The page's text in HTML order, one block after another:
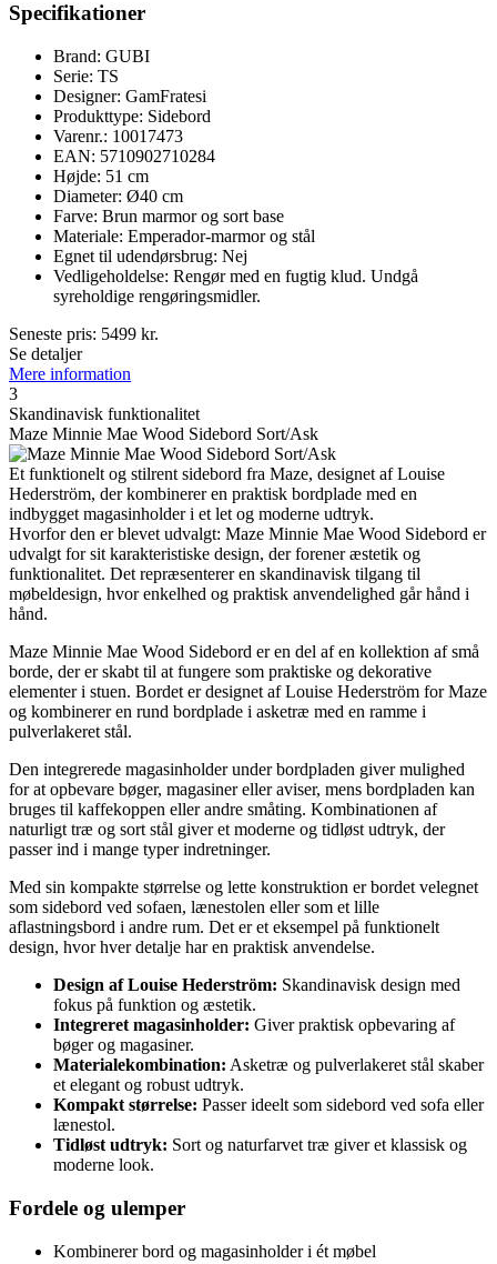
Specifikationer
Brand: GUBI
Serie: TS
Designer: GamFratesi
Produkttype: Sidebord
Varenr.: 10017473
EAN: 5710902710284
Højde: 51 cm
Diameter: Ø40 cm
Farve: Brun marmor og sort base
Materiale: Emperador-marmor og stål
Egnet til udendørsbrug: Nej
Vedligeholdelse: Rengør med en fugtig klud. Undgå
syreholdige rengøringsmidler.
Seneste pris: 5499 kr.
Se detaljer
Mere information
3
Skandinavisk funktionalitet
Maze Minnie Mae Wood Sidebord Sort/Ask
Et funktionelt og stilrent sidebord fra Maze, designet af Louise
Hederström, der kombinerer en praktisk bordplade med en
indbygget magasinholder i et let og moderne udtryk.
Hvorfor den er blevet udvalgt: Maze Minnie Mae Wood Sidebord er
udvalgt for sit karakteristiske design, der forener æstetik og
funktionalitet. Det repræsenterer en skandinavisk tilgang til
møbeldesign, hvor enkelhed og praktisk anvendelighed går hånd i
hånd.
Maze Minnie Mae Wood Sidebord er en del af en kollektion af små
borde, der er skabt til at fungere som praktiske og dekorative
elementer i stuen. Bordet er designet af Louise Hederström for Maze
og kombinerer en rund bordplade i asketræ med en ramme i
pulverlakeret stål.
Den integrerede magasinholder under bordpladen giver mulighed
for at opbevare bøger, magasiner eller aviser, mens bordpladen kan
bruges til kaffekoppen eller andre småting. Kombinationen af
naturligt træ og sort stål giver et moderne og tidløst udtryk, der
passer ind i mange typer indretninger.
Med sin kompakte størrelse og lette konstruktion er bordet velegnet
som sidebord ved sofaen, lænestolen eller som et lille
aflastningsbord i andre rum. Det er et eksempel på funktionelt
design, hvor hver detalje har en praktisk anvendelse.
Design af Louise Hederström: Skandinavisk design med
fokus på funktion og æstetik.
Integreret magasinholder: Giver praktisk opbevaring af
bøger og magasiner.
Materialekombination: Asketræ og pulverlakeret stål skaber
et elegant og robust udtryk.
Kompakt størrelse: Passer ideelt som sidebord ved sofa eller
lænestol.
Tidløst udtryk: Sort og naturfarvet træ giver et klassisk og
moderne look.
Fordele og ulemper
Kombinerer bord og magasinholder i ét møbel